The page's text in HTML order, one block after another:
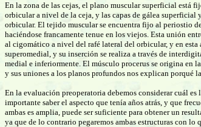
En la zona de las cejas, el plano muscular superficial está
orbicular a nivel de la ceja, y las capas de gálea
orbicular. El tejido muscular se encuentra fijo al periostio
haciéndose francamente tenue en los viejos. Esta unión
al cigomático a nivel del rafé lateral del orbicular, y en
superomedial, y su inserción se realiza a través de
medial e inferiormente. El músculo procerus se origina en
y sus uniones a los planos profundos nos explican porqué
En la evaluación preoperatoria debemos considerar cuál
importante saber el aspecto que tenía años atrás, y que
ambas es amplia, puede ser suficiente para obtener un
ya que de lo contrario pegaremos ambas estructuras con